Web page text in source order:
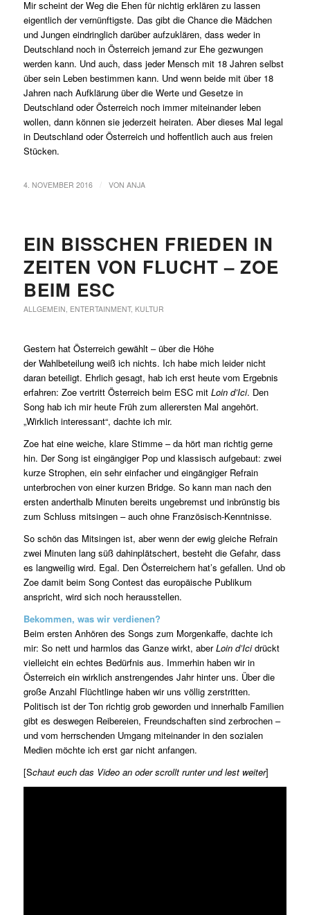
Mir scheint der Weg die Ehen für nichtig erklären zu lassen
eigentlich der vernünftigste. Das gibt die Chance die Mädchen
und Jungen eindringlich darüber aufzuklären, dass weder in
Deutschland noch in Österreich jemand zur Ehe gezwungen
werden kann. Und auch, dass jeder Mensch mit 18 Jahren selbst
über sein Leben bestimmen kann. Und wenn beide mit über 18
Jahren nach Aufklärung über die Werte und Gesetze in
Deutschland oder Österreich noch immer miteinander leben
wollen, dann können sie jederzeit heiraten. Aber dieses Mal legal
in Deutschland oder Österreich und hoffentlich auch aus freien
Stücken.
4. NOVEMBER 2016 VON ANJA
EIN BISSCHEN FRIEDEN IN
ZEITEN VON FLUCHT – ZOE
BEIM ESC
ALLGEMEIN ENTERTAINMENT, KULTUR
Gestern hat Österreich gewählt – über die Höhe
der Wahlbeteilung weiß ich nichts. Ich habe mich leider nicht
daran beteiligt. Ehrlich gesagt, hab ich erst heute vom Ergebnis
erfahren: Zoe vertritt Österreich beim ESC mit Loin d’Ici. Den
Song hab ich mir heute Früh zum allerersten Mal angehört.
„Wirklich interessant“, dachte ich mir.
Zoe hat eine weiche, klare Stimme – da hört man richtig gerne
hin. Der Song ist eingängiger Pop und klassisch aufgebaut: zwei
kurze Strophen, ein sehr einfacher und eingängiger Refrain
unterbrochen von einer kurzen Bridge. So kann man nach den
ersten anderthalb Minuten bereits ungebremst und inbrünstig bis
zum Schluss mitsingen – auch ohne Französisch-Kenntnisse.
So schön das Mitsingen ist, aber wenn der ewig gleiche Refrain
zwei Minuten lang süß dahinplätschert, besteht die Gefahr, dass
es langweilig wird. Egal. Den Österreichern hat’s gefallen. Und ob
Zoe damit beim Song Contest das europäische Publikum
anspricht, wird sich noch herausstellen.
Bekommen, was wir verdienen?
Beim ersten Anhören des Songs zum Morgenkaffe, dachte ich
mir: So nett und harmlos das Ganze wirkt, aberLoin d’Icidrückt
vielleicht ein echtes Bedürfnis aus. Immerhin haben wir in
Österreich ein wirklich anstrengendes Jahr hinter uns. Über die
große Anzahl Flüchtlinge haben wir uns völlig zerstritten.
Politisch ist der Ton richtig grob geworden und innerhalb Familien
gibt es deswegen Reibereien, Freundschaften sind zerbrochen –
und vom herrschenden Umgang miteinander in den sozialen
Medien möchte ich erst gar nicht anfangen.
[Schaut euch das Video an oder scrollt runter und lest weiter]